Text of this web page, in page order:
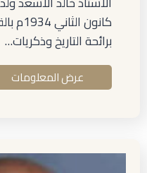
كانون
برائحة التاريخ وذكريات…
عرض المعلومات